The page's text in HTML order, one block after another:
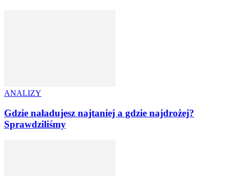
ANALIZY
Gdzie naładujesz najtaniej a gdzie najdrożej?
Sprawdziliśmy